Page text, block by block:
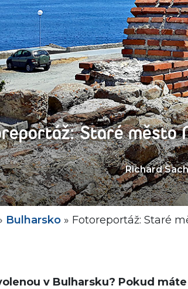
Staré město
Richard
Bulharsko » Fotoreportáž: Staré
v Bulharsku? Pokud